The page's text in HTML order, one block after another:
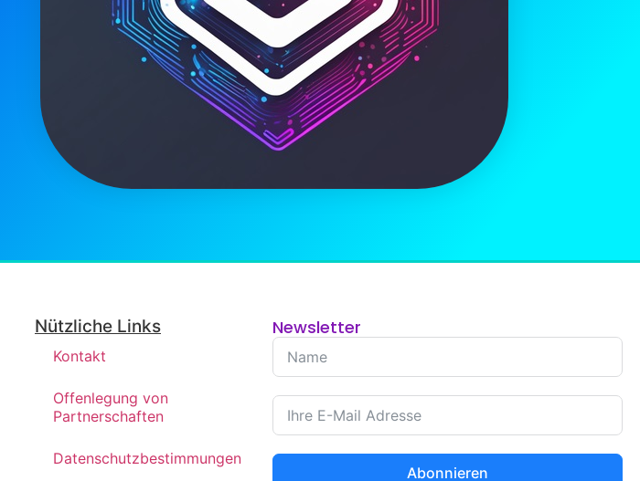
Nützliche Links
Kontakt
Offenlegung von
Partnerschaften
Datenschutzbestimmungen
Newsletter
Abonnieren